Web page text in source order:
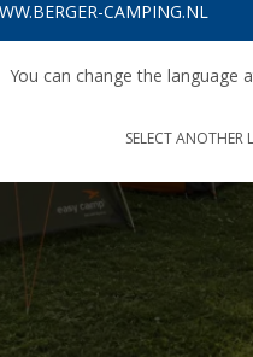
CAMPING.NL
You can change the language
SELECT ANOTHER